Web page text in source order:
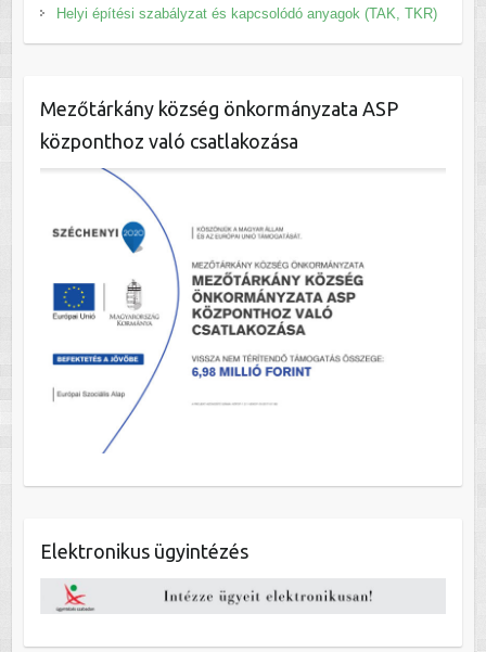
Helyi építési szabályzat és kapcsolódó anyagok (TAK, TKR)
Mezőtárkány község önkormányzata ASP
központhoz való csatlakozása
Elektronikus ügyintézés